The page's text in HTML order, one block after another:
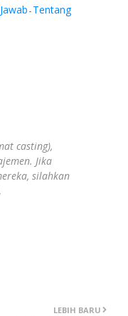
- Tentang
casting),
Jika
silahkan
LEBIH BARU